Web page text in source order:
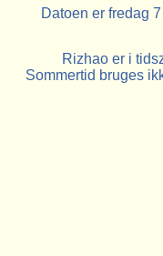
Datoen er fredag
Rizhao er i
Sommertid bruges